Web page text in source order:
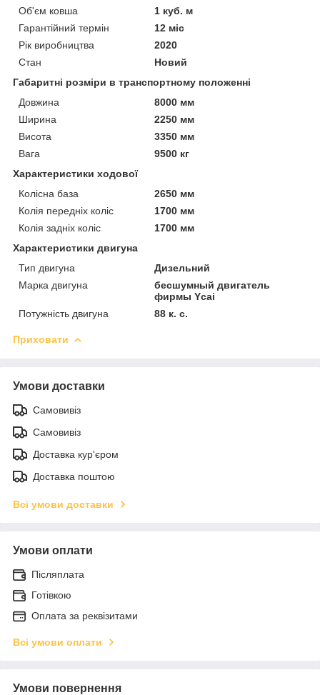
Об'єм ковша
1 куб. м
Гарантійний термін
12 міс
Рік виробництва
2020
Стан
Новий
Габаритні розміри в транспортному положенні
Довжина
8000 мм
Ширина
2250 мм
Висота
3350 мм
Вага
9500 кг
Характеристики ходової
Колісна база
2650 мм
Колія передніх коліс
1700 мм
Колія задніх коліс
1700 мм
Характеристики двигуна
Тип двигуна
Дизельний
Марка двигуна
бесшумный двигатель
фирмы Ycai
Потужність двигуна
88 к. с.
Приховати
Умови доставки
Самовивіз
Самовивіз
Доставка кур'єром
Доставка поштою
Всі умови доставки
Умови оплати
Післяплата
Готівкою
Оплата за реквізитами
Всі умови оплати
Умови повернення